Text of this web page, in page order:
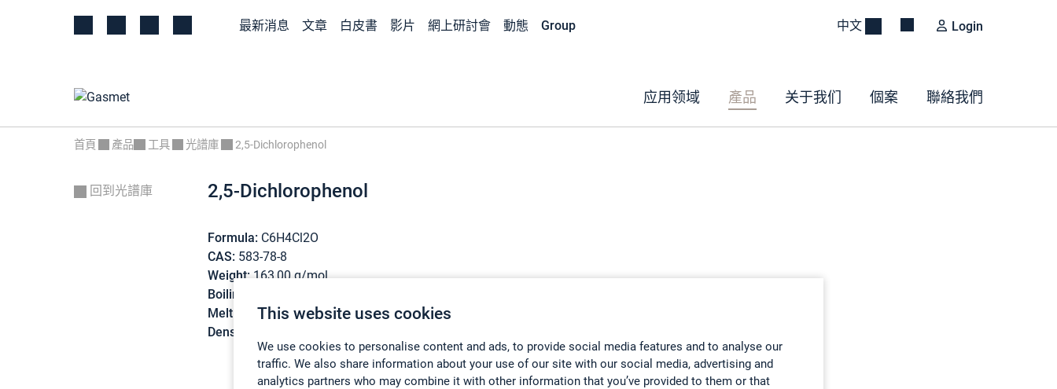
This website uses cookies
We use cookies to personalise content and ads, to provide social media features and to analyse our
traffic. We also share information about your use of our site with our social media, advertising and
analytics partners who may combine it with other information that you’ve provided to them or that
最新消息 文章 白皮書 影片 網上研討會 動態 Group 中文 Login
应用领域 產品 关于我们 個案 聯絡我們
首頁 產品 工具 光譜庫 2,5-Dichlorophenol
回到光譜庫 2,5-Dichlorophenol
Formula: C6H4Cl2O
CAS: 583-78-8
Weight: 163,00 g/mol
Boiling point:
Melting point:59 °C
Density: